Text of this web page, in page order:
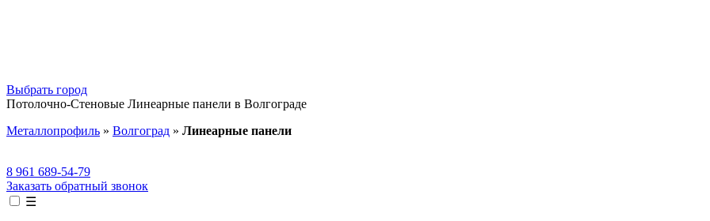
Выбрать город
Потолочно-Стеновые Линеарные панели в Волгограде
Металлопрофиль » Волгоград » Линеарные панели
8 961 689-54-79
Заказать обратный звонок
☰